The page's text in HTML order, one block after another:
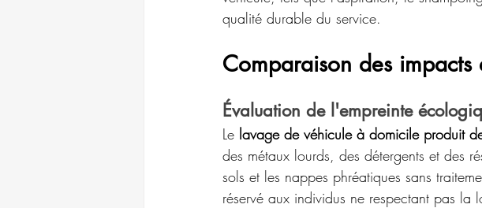
qualité durable du service.
Comparaison des impacts
Évaluation de l'empreinte
Le lavage de véhicule à domicile produit
des métaux lourds, des détergents et des
sols et les nappes phréatiques sans
réservé aux individus ne respectant pas la